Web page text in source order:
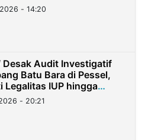
- 14:20
Desak Audit Investigatif
Batu Bara di Pessel,
Legalitas IUP hingga
- 20:21